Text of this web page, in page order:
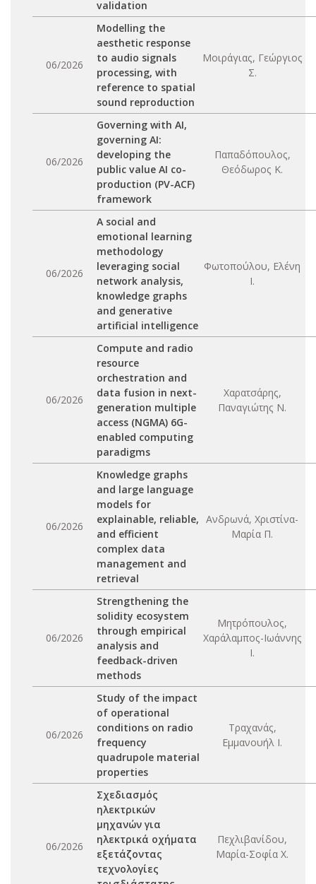
validation
06/2026
Modelling the
aesthetic response
to audio signals
processing, with
reference to spatial
sound reproduction
Μοιράγιας, Γεώργιος
Σ.
06/2026
Governing with AI,
governing AI:
developing the
public value AI co-
production (PV-ACF)
framework
Παπαδόπουλος,
Θεόδωρος Κ.
06/2026
A social and
emotional learning
methodology
leveraging social
network analysis,
knowledge graphs
and generative
artificial intelligence
Φωτοπούλου, Ελένη
Ι.
06/2026
Compute and radio
resource
orchestration and
data fusion in next-
generation multiple
access (NGMA) 6G-
enabled computing
paradigms
Χαρατσάρης,
Παναγιώτης Ν.
06/2026
Knowledge graphs
and large language
models for
explainable, reliable,
and efficient
complex data
management and
retrieval
Ανδρωνά, Χριστίνα-
Μαρία Π.
06/2026
Strengthening the
solidity ecosystem
through empirical
analysis and
feedback-driven
methods
Μητρόπουλος,
Χαράλαμπος-Ιωάννης
Ι.
06/2026
Study of the impact
of operational
conditions on radio
frequency
quadrupole material
properties
Τραχανάς,
Εμμανουήλ Ι.
06/2026
Σχεδιασμός
ηλεκτρικών
μηχανών για
ηλεκτρικά οχήματα
εξετάζοντας
τεχνολογίες
Πεχλιβανίδου,
Μαρία-Σοφία Χ.